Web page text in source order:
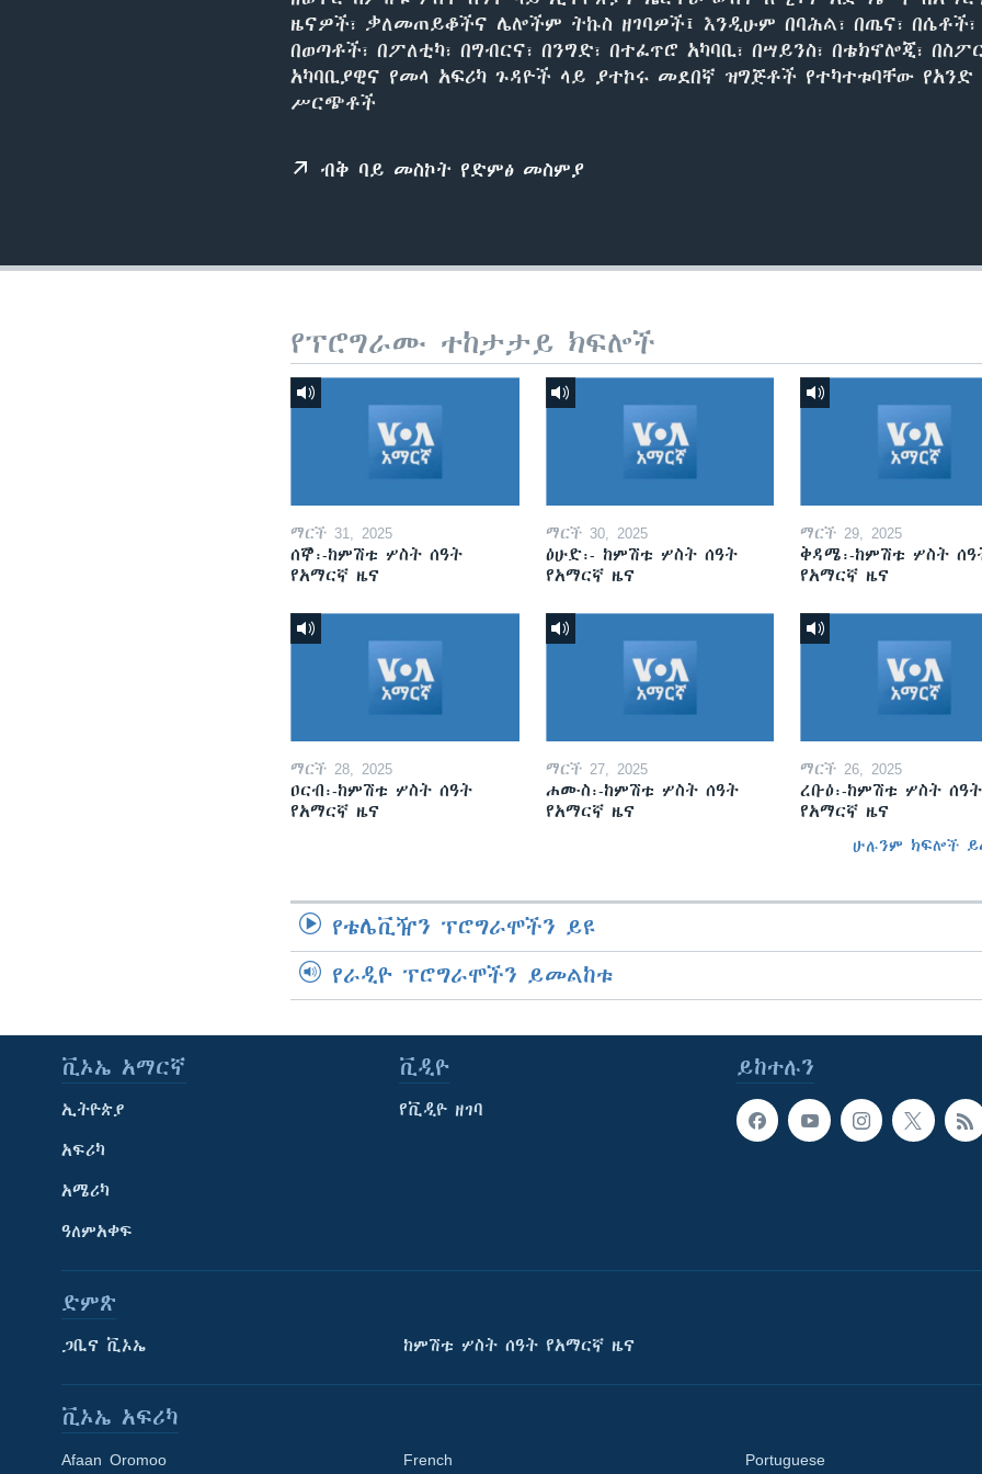
ዜናዎች፣ ቃለመጠይቆችና ሌሎችም ትኩስ ዘገባዎች፤ እንዲሁም በባሕል፣ በጤና፣ በሴቶች፣
በወጣቶች፣ በፖለቲካ፣ በግብርና፣ በንግድ፣ በተፈጥሮ አካባቢ፣ በሣይንስ፣ በቴክኖሎጂ፣
አካባቢያዊና የመላ አፍሪካ ጉዳዮች ላይ ያተኮሩ መደበኛ ዝግጅቶች የተካተቱባቸው የአንድ
ሥርጭቶች
ብቅ ባይ መስኮት የድምፅ መስምያ
የፕሮግራሙ ተከታታይ ክፍሎች
ማርች 31, 2025
ሰኞ፡-ከምሽቱ ሦስት ሰዓት
የአማርኛ ዜና
ማርች 30, 2025
ዕሁድ፡- ከምሽቱ ሦስት ሰዓት
የአማርኛ ዜና
ማርች 29, 2025
ቅዳሜ፡-ከምሽቱ ሦስት
የአማርኛ ዜና
ማርች 28, 2025
ዐርብ፡-ከምሽቱ ሦስት ሰዓት
የአማርኛ ዜና
ማርች 27, 2025
ሐሙስ፡-ከምሽቱ ሦስት ሰዓት
የአማርኛ ዜና
ማርች 26, 2025
ረቡዕ፡-ከምሽቱ ሦስት ሰዓት
የአማርኛ ዜና
ሁሉንም ክፍሎች
የቴሌቪዥን ፕሮግራሞችን ይዩ
የራዲዮ ፕሮግራሞችን ይመልከቱ
ይከተሉን
ቪኦኤ አማርኛ
ኢትዮጵያ
አፍሪካ
አሜሪካ
ዓለምአቀፍ
ቪዲዮ
የቪዲዮ ዘገባ
ድምጽ
ጋቢና ቪኦኤ ከምሽቱ ሦስት ሰዓት የአማርኛ ዜና
ቪኦኤ አፍሪካ
Afaan Oromoo French Portuguese